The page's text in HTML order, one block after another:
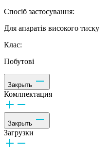
Спосіб застосування:
Для апаратів високого тиску
Клас:
Побутові
Закрыть
Комлпектация
Закрыть
Загрузки